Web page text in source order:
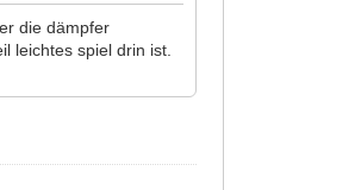
die dämpfer
leichtes spiel drin ist.